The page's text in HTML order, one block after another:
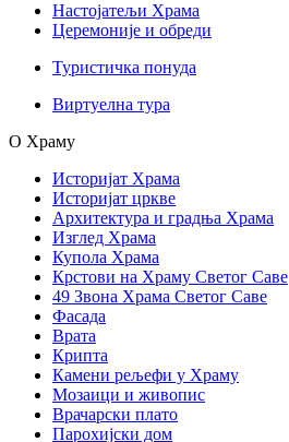
Настојатељи Храма
Церемоније и обреди
Туристичка понуда
Виртуелна тура
О Храму
Историјат Храма
Историјат цркве
Архитектура и градња Храма
Изглед Храма
Купола Храма
Крстови на Храму Светог Саве
49 Звона Храма Светог Саве
Фасада
Врата
Крипта
Камени рељефи у Храму
Мозаици и живопис
Врачарски плато
Парохијски дом